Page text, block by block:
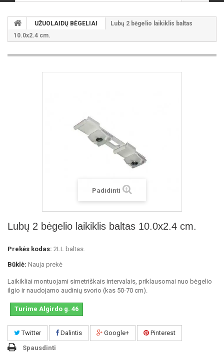
UŽUOLAIDŲ BĖGELIAI
Lubų 2 bėgelio laikiklis baltas
10.0x2.4 cm.
Padidinti
Lubų 2 bėgelio laikiklis baltas 10.0x2.4 cm.
Prekės kodas: 2LL baltas.
Būklė: Nauja prekė
Laikikliai montuojami simetriškais intervalais, priklausomai nuo bėgelio
ilgio ir naudojamo audinių svorio (kas 50-70 cm).
Turime Algirdo g. 46
Twitter Dalintis Google+
Pinterest
Spausdinti